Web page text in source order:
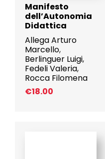
Manifesto
dell’Autonomia
Didattica
Allega Arturo
Marcello,
Berlinguer Luigi,
Fedeli Valeria,
Rocca Filomena
€18.00